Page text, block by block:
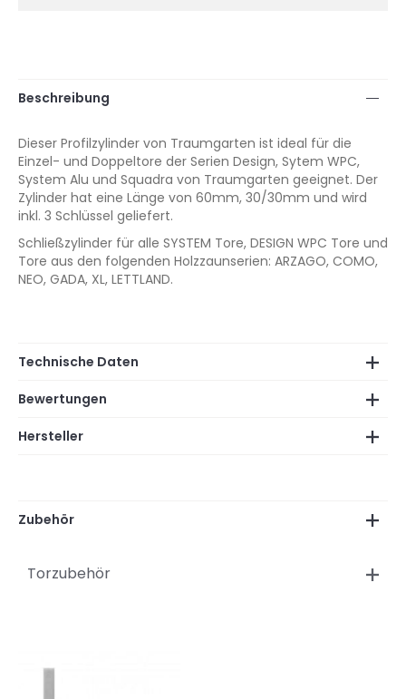
Beschreibung
Dieser Profilzylinder von Traumgarten ist ideal für die
Einzel- und Doppeltore der Serien Design, Sytem WPC,
System Alu und Squadra von Traumgarten geeignet. Der
Zylinder hat eine Länge von 60mm, 30/30mm und wird
inkl. 3 Schlüssel geliefert.
Schließzylinder für alle SYSTEM Tore, DESIGN WPC Tore und
Tore aus den folgenden Holzzaunserien: ARZAGO, COMO,
NEO, GADA, XL, LETTLAND.
Technische Daten
Bewertungen
Hersteller
Zubehör
Torzubehör